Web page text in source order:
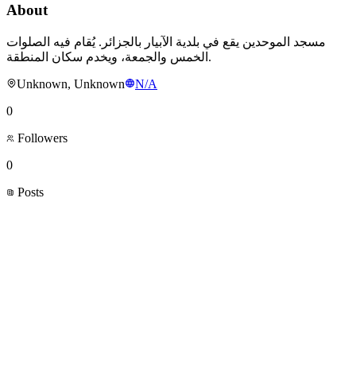
About
مسجد الموحدين يقع في بلدية الآبيار بالجزائر. يُقام فيه الصلوات
الخمس والجمعة، ويخدم سكان المنطقة.
Unknown, Unknown
N/A
0
Followers
0
Posts